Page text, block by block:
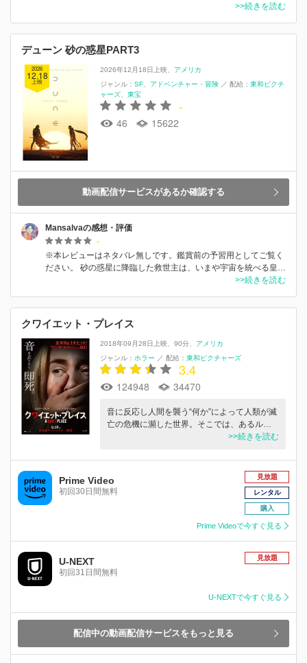
>>続きを読む
デューン 砂の惑星PART3
2026
12.18
上映
2026年12月18日上映
アメリカ
ジャンル： SF アドベンチャー・冒険 ／ 配給： 東和ピクチ
ャーズ
東宝
-
46 15622
動画配信サービスがあるか確認する
Mansalvaの感想・評価
-
※本レビューはネタバレ無しです。鑑賞前の予習用としてご覧く
ださい。 砂の惑星に降臨した救世主は、いまや宇宙を統べる皇…
>>続きを読む
クワイエット・プレイス
2018年09月28日上映 90分
アメリカ
ジャンル： ホラー ／ 配給： 東和ピクチャーズ
3.4
124948 34470
音に反応し人間を襲う“何か”によって人類が滅
亡の危機に瀕した世界。そこでは、あるル…
>>続きを読む
Prime Video
初回30日間無料
見放題
レンタル
購入
Prime Videoで今すぐ見る
U-NEXT
初回31日間無料
見放題
U-NEXTで今すぐ見る
配信中の動画配信サービスをもっと見る